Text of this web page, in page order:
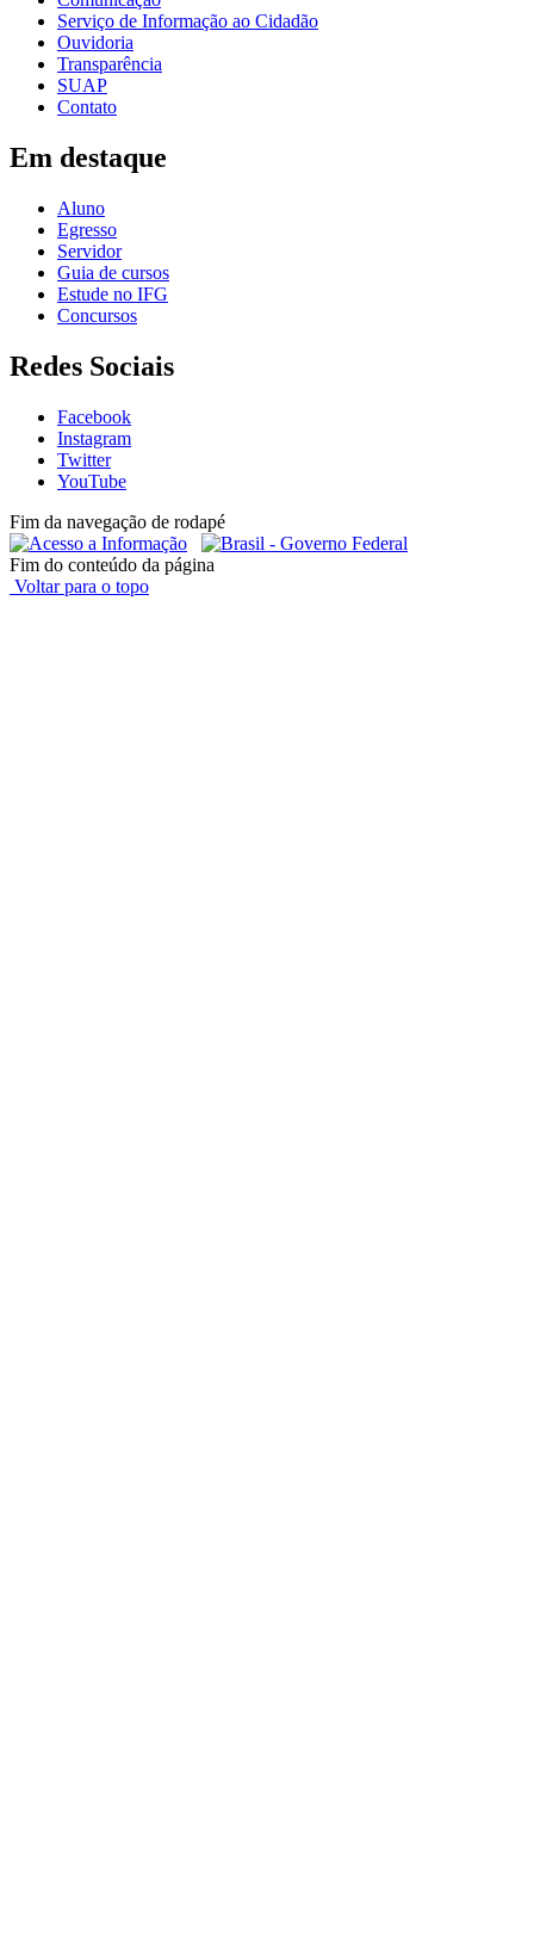
Serviço de Informação ao Cidadão
Ouvidoria
Transparência
SUAP
Contato
Em destaque
Aluno
Egresso
Servidor
Guia de cursos
Estude no IFG
Concursos
Redes Sociais
Facebook
Instagram
Twitter
YouTube
Fim da navegação de rodapé
Fim do conteúdo da página
Voltar para o topo